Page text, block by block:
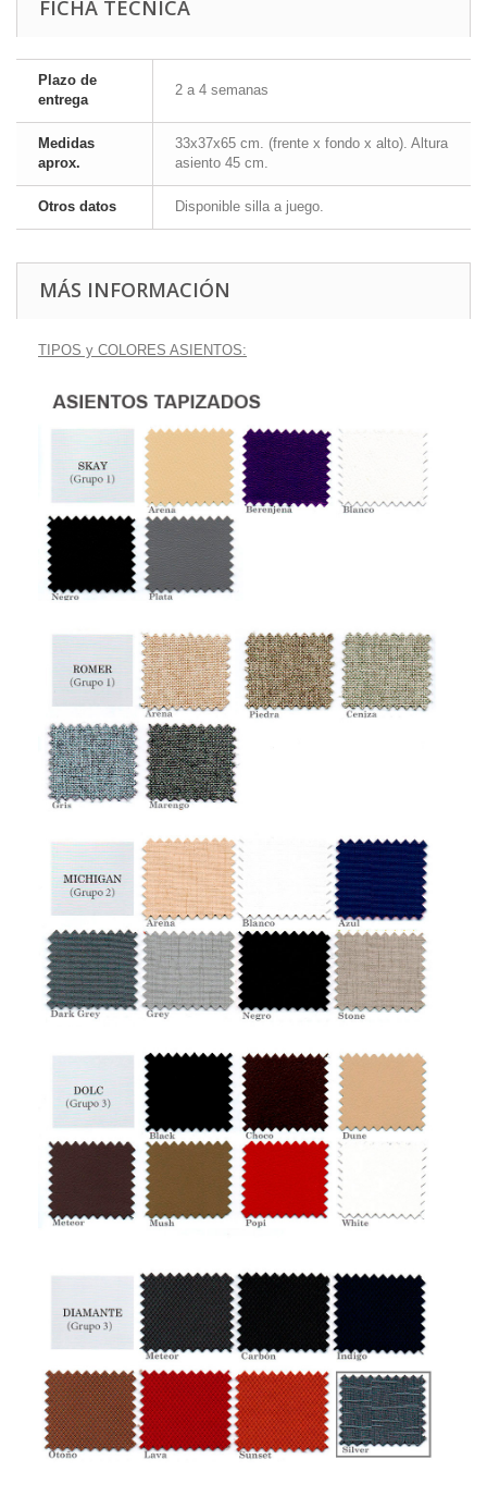
FICHA TÉCNICA
Plazo de
entrega
2 a 4 semanas
Medidas
aprox.
33x37x65 cm. (frente x fondo x alto). Altura
asiento 45 cm.
Otros datos Disponible silla a juego.
MÁS INFORMACIÓN
TIPOS y COLORES ASIENTOS: